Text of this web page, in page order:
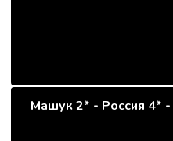
Машук 2* - Россия 4*